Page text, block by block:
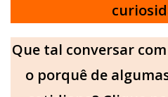
Que tal conversar
o porquê de